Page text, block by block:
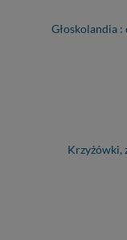
Głoskolandia
Krzyżówki,